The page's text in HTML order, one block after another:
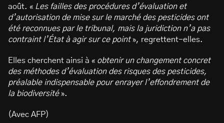
août. « Les failles des procédures d’évaluation et
d’autorisation de mise sur le marché des pesticides ont
été reconnues par le tribunal, mais la juridiction n’a pas
contraint l’État à agir sur ce point», regrettent-elles.
Elles cherchent ainsi à « obtenir un changement concret
des méthodes d’évaluation des risques des pesticides,
préalable indispensable pour enrayer l’effondrement de
la biodiversité».
(Avec AFP)